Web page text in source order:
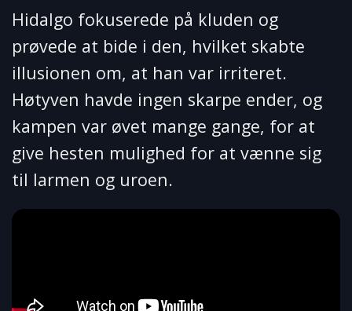
Hidalgo fokuserede på kluden og
prøvede at bide i den, hvilket skabte
illusionen om, at han var irriteret.
Høtyven havde ingen skarpe ender, og
kampen var øvet mange gange, for at
give hesten mulighed for at vænne sig
til larmen og uroen.